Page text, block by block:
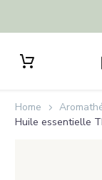
Home
Huile essentielle